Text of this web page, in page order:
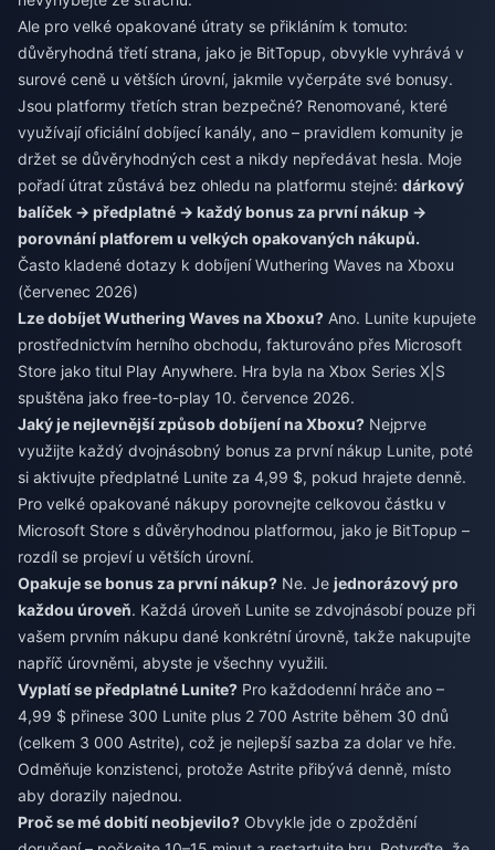
Ale pro velké opakované útraty se přikláním k tomuto:
důvěryhodná třetí strana, jako je BitTopup, obvykle vyhrává v
surové ceně u větších úrovní, jakmile vyčerpáte své bonusy.
Jsou platformy třetích stran bezpečné? Renomované, které
využívají oficiální dobíjecí kanály, ano – pravidlem komunity je
držet se důvěryhodných cest a nikdy nepředávat hesla. Moje
pořadí útrat zůstává bez ohledu na platformu stejné: dárkový
balíček → předplatné → každý bonus za první nákup →
porovnání platforem u velkých opakovaných nákupů.
Často kladené dotazy k dobíjení Wuthering Waves na Xboxu
(červenec 2026)
Lze dobíjet Wuthering Waves na Xboxu? Ano. Lunite kupujete
prostřednictvím herního obchodu, fakturováno přes Microsoft
Store jako titul Play Anywhere. Hra byla na Xbox Series X|S
spuštěna jako free-to-play 10. července 2026.
Jaký je nejlevnější způsob dobíjení na Xboxu? Nejprve
využijte každý dvojnásobný bonus za první nákup Lunite, poté
si aktivujte předplatné Lunite za 4,99 $, pokud hrajete denně.
Pro velké opakované nákupy porovnejte celkovou částku v
Microsoft Store s důvěryhodnou platformou, jako je BitTopup –
rozdíl se projeví u větších úrovní.
Opakuje se bonus za první nákup? Ne. Je jednorázový pro
každou úroveň. Každá úroveň Lunite se zdvojnásobí pouze při
vašem prvním nákupu dané konkrétní úrovně, takže nakupujte
napříč úrovněmi, abyste je všechny využili.
Vyplatí se předplatné Lunite? Pro každodenní hráče ano –
4,99 $ přinese 300 Lunite plus 2 700 Astrite během 30 dnů
(celkem 3 000 Astrite), což je nejlepší sazba za dolar ve hře.
Odměňuje konzistenci, protože Astrite přibývá denně, místo
aby dorazily najednou.
Proč se mé dobití neobjevilo? Obvykle jde o zpoždění